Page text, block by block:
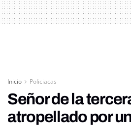
Inicio Policiacas
Señor de la
atropellado por